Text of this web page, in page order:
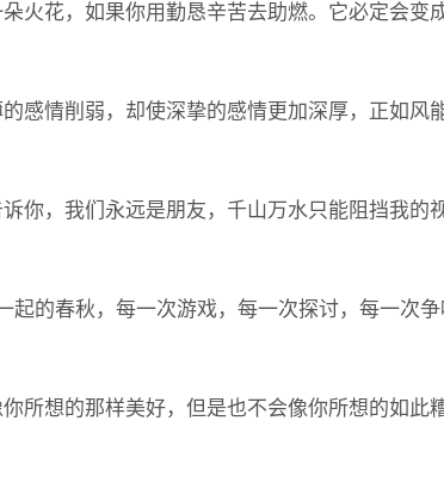
花，如果你用勤恳辛苦去助燃。它必定会变
情削弱，却使深挚的感情更加深厚，正如风
，我们永远是朋友，千山万水只能阻挡我的
的春秋，每一次游戏，每一次探讨，每一次争
想的那样美好，但是也不会像你所想的如此